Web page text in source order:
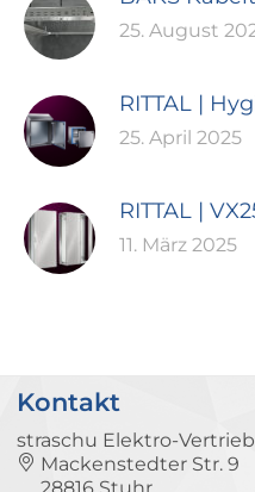
25. August
RITTAL |
25. April 2025
RITTAL |
11. März 2025
Kontakt
straschu Elektro-
Mackenstedter Str. 9
28816 Stuhr